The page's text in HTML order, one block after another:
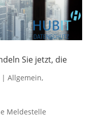
Sie jetzt, die
| Allgemein,
Meldestelle